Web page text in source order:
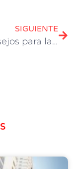
SIGUIENTE
20 consejos para la seguridad de un motociclista